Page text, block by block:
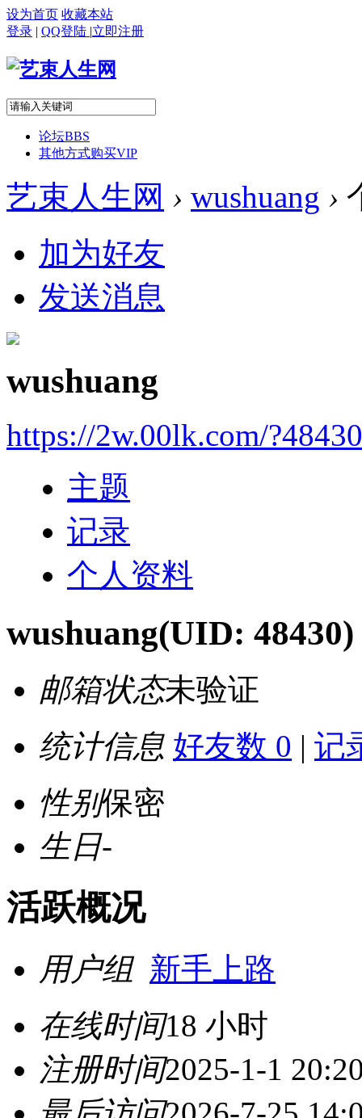
设为首页 收藏本站
登录 | QQ登陆 |立即注册
论坛BBS
其他方式购买VIP
艺束人生网 › wushuang ›
加为好友
发送消息
wushuang
https://2w.00lk.com/?48430
主题
记录
个人资料
wushuang(UID: 48430)
邮箱状态未验证
统计信息 好友数 0 | 记
性别保密
生日-
活跃概况
用户组 新手上路
在线时间18 小时
注册时间2025-1-1